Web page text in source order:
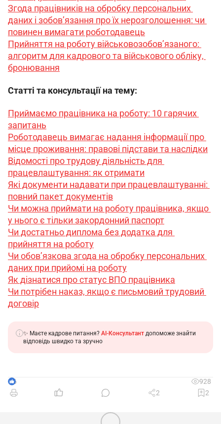
Згода працівників на обробку персональних
даних і зобов’язання про їх нерозголошення: чи
повинен вимагати роботодавець
Прийняття на роботу військовозобов’язаного:
алгоритм для кадрового та військового обліку,
бронювання
Статті та консультації на тему:
Приймаємо працівника на роботу: 10 гарячих
запитань
Роботодавець вимагає надання інформації про
місце проживання: правові підстави та наслідки
Відомості про трудову діяльність для
працевлаштування: як отримати
Які документи надавати при працевлаштуванні:
повний пакет документів
Чи можна приймати на роботу працівника, якщо
у нього є тільки закордонний паспорт
Чи достатньо диплома без додатка для
прийняття на роботу
Чи обов’язкова згода на обробку персональних
даних при прийомі на роботу
Як дізнатися про статус ВПО працівника
Чи потрібен наказ, якщо є письмовий трудовий
договір
✨ Маєте кадрове питання? AI-Консультант допоможе знайти
відповідь швидко та зручно
6
928
2
2